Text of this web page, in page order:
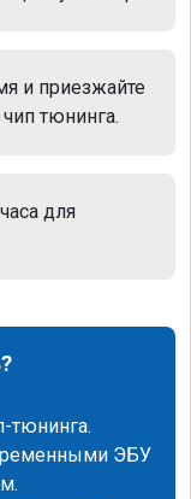
и приезжайте
тюнинга.
для
тюнинга.
ЭБУ